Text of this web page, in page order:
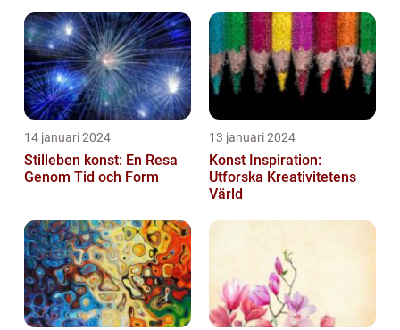
14 januari 2024
Stilleben konst: En Resa
Genom Tid och Form
13 januari 2024
Konst Inspiration:
Utforska Kreativitetens
Värld